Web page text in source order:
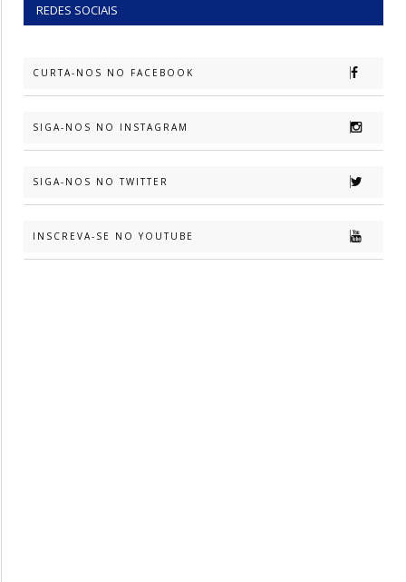
REDES SOCIAIS
CURTA-NOS NO FACEBOOK
SIGA-NOS NO INSTAGRAM
SIGA-NOS NO TWITTER
INSCREVA-SE NO YOUTUBE